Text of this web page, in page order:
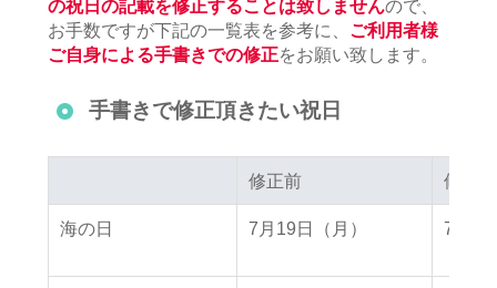
の祝日の記載を修正することは致しませんので、
お手数ですが下記の一覧表を参考に、 ご利用者様
ご自身による手書きでの修正をお願い致します。
手書きで修正頂きたい祝日
修正前 修正後
海の日 7月19日（月） 7月22
修正前 修正後